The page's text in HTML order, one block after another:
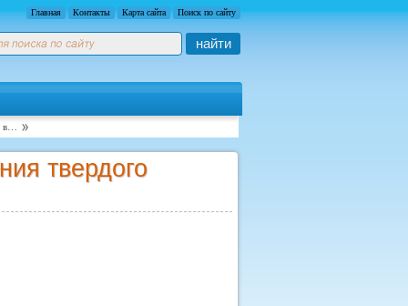
Главная Контакты Карта сайта Поиск по сайту
найти
твердого